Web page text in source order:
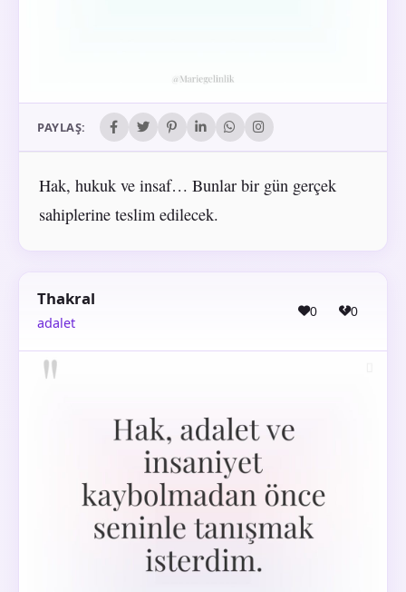
PAYLAŞ:
Hak, hukuk ve insaf… Bunlar bir gün gerçek
sahiplerine teslim edilecek.
Thakral
adalet
0 0